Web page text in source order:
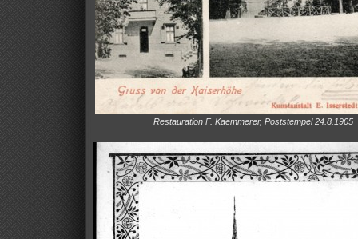
Restauration F. Kaemmerer, Poststempel 24.8.1905